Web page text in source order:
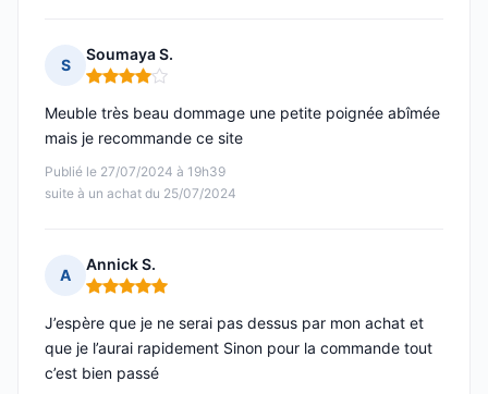
S
Soumaya S.
Note : 4 sur 5
Publié le 27/07/2024 à 19h39
suite à un achat du 25/07/2024
Meuble très beau dommage une petite poignée abîmée
mais je recommande ce site
A
Annick S.
Note : 5 sur 5
J’espère que je ne serai pas dessus par mon achat et
que je l’aurai rapidement Sinon pour la commande tout
c’est bien passé